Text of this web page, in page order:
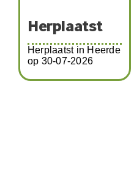
Herplaatst
Herplaatst in Heerde
op 30-07-2026